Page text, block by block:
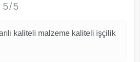
5/5
kaliteli malzeme kaliteli işçilik